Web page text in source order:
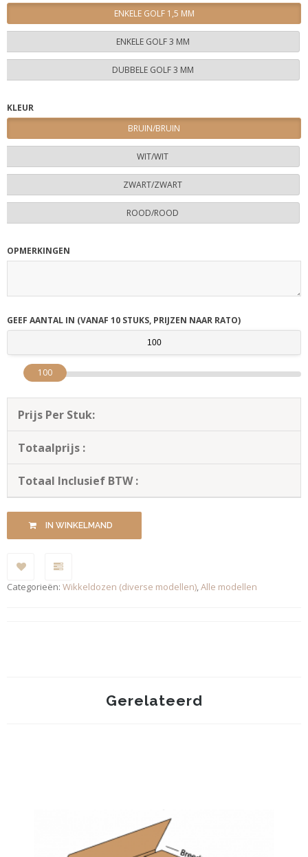
ENKELE GOLF 1,5 MM
ENKELE GOLF 3 MM
DUBBELE GOLF 3 MM
KLEUR
BRUIN/BRUIN
WIT/WIT
ZWART/ZWART
ROOD/ROOD
OPMERKINGEN
GEEF AANTAL IN (VANAF 10 STUKS, PRIJZEN NAAR RATO)
100
Prijs Per Stuk:
Totaalprijs :
Totaal Inclusief BTW :
Categorieën: Wikkeldozen (diverse modellen),Alle modellen
Gerelateerd